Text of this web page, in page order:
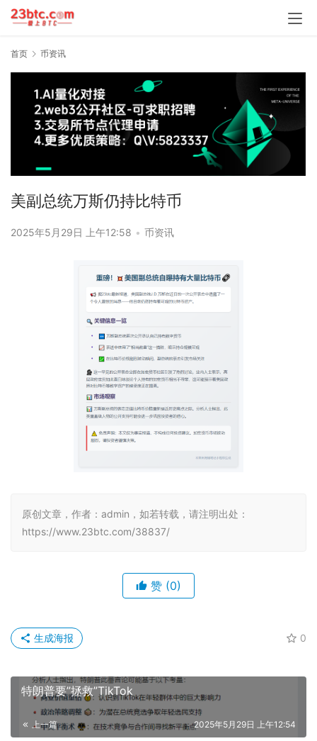
首页 币资讯
美副总统万斯仍持比特币
2025年5月29日 上午12:58 • 币资讯
原创文章，作者：admin，如若转载，请注明出处：
https://www.23btc.com/38837/
赞 (0)
0
生成海报
特朗普要”拯救”TikTok
上一篇 2025年5月29日 上午12:54